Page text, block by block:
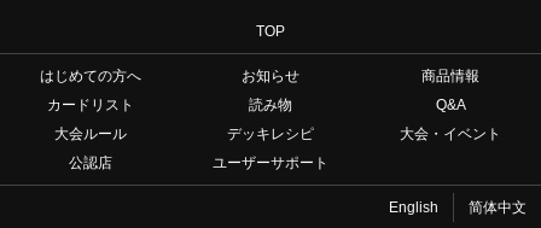
TOP
はじめての方へ お知らせ
商品情報
カードリスト
読み物
Q&A
大会ルール
デッキレシピ
大会・イベント
公認店
ユーザーサポート
English 简体中文